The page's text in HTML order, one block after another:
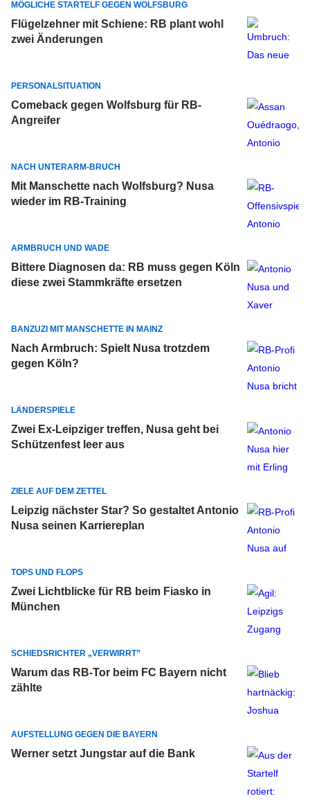
MÖGLICHE STARTELF GEGEN WOLFSBURG
Flügelzehner mit Schiene: RB plant wohl
zwei Änderungen
PERSONALSITUATION
Comeback gegen Wolfsburg für RB-
Angreifer
NACH UNTERARM-BRUCH
Mit Manschette nach Wolfsburg? Nusa
wieder im RB-Training
ARMBRUCH UND WADE
Bittere Diagnosen da: RB muss gegen Köln
diese zwei Stammkräfte ersetzen
BANZUZI MIT MANSCHETTE IN MAINZ
Nach Armbruch: Spielt Nusa trotzdem
gegen Köln?
LÄNDERSPIELE
Zwei Ex-Leipziger treffen, Nusa geht bei
Schützenfest leer aus
ZIELE AUF DEM ZETTEL
Leipzig nächster Star? So gestaltet Antonio
Nusa seinen Karriereplan
TOPS UND FLOPS
Zwei Lichtblicke für RB beim Fiasko in
München
SCHIEDSRICHTER „VERWIRRT”
Warum das RB-Tor beim FC Bayern nicht
zählte
AUFSTELLUNG GEGEN DIE BAYERN
Werner setzt Jungstar auf die Bank